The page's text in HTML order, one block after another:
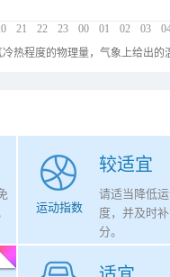
21 22 23 00 01 02 03
热程度的物理量，气象上给出
较适宜
运动指数
请适当降低
度，并及时
分。